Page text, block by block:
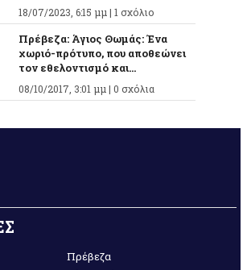
18/07/2023, 6:15 μμ | 1 σχόλιο
Πρέβεζα: Άγιος Θωμάς: Ένα
χωριό-πρότυπο, που αποθεώνει
τον εθελοντισμό και...
08/10/2017, 3:01 μμ | 0 σχόλια
Πρέβεζα